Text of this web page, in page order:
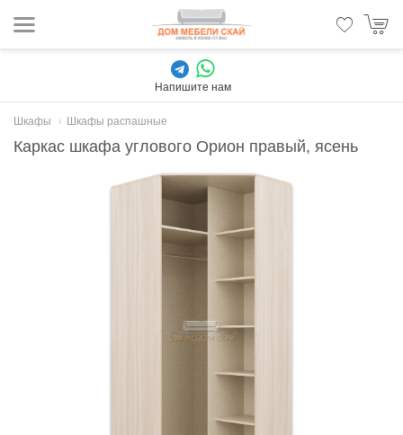
Напишите нам
Шкафы Шкафы распашные
Каркас шкафа углового Орион правый, ясень